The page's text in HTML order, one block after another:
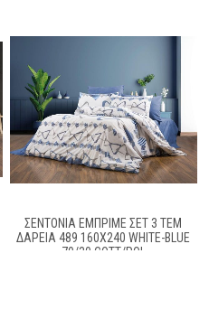
ΣΕΝΤΌΝΙΑ ΕΜΠΡΙΜΈ ΣΕΤ 3 ΤΕΜ
ΔΑΡΕΊΑ 489 160X240 WHITE-BLUE
70/30 COTT/POL